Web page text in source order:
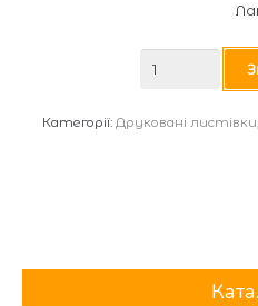
П-3322
Категорії:Друковані листівки,